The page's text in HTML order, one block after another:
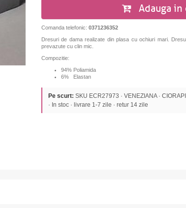
Adauga in
Comanda telefonic: 0371236352
Dresuri de dama realizate din plasa cu ochiuri mari.
prevazute cu clin mic.
Compozitie:
94% Poliamida
6% Elastan
Pe scurt: SKU ECR27973 · VENEZIANA ·
· In stoc · livrare 1-7 zile · retur 14 zile